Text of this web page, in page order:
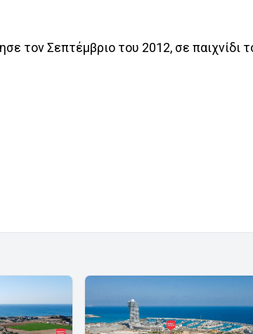
τον Σεπτέμβριο του 2012, σε παιχνίδι